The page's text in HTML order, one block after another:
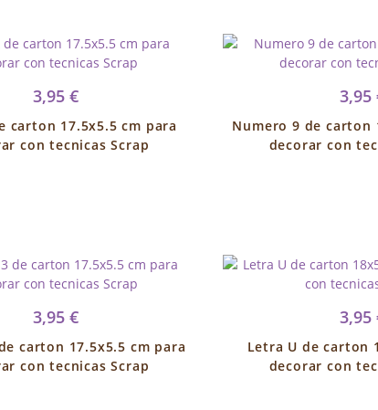
3,95 €
carton 17.5x5.5 cm para
con tecnicas Scrap
3,95
Numero 9 de carton
decorar con
3,95 €
carton 17.5x5.5 cm para
con tecnicas Scrap
3,95
Letra U de carton
decorar con